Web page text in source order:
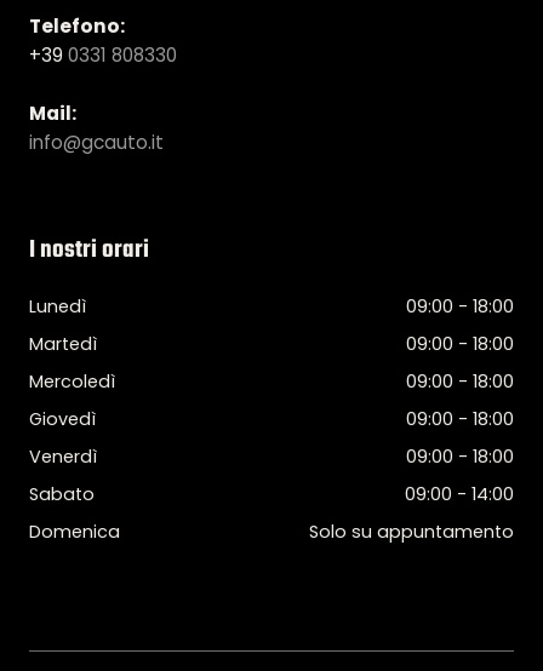
Telefono:
+39 0331 808330
Mail:
info@gcauto.it
I nostri orari
Lunedì
09:00 - 18:00
Martedì
09:00 - 18:00
Mercoledì
09:00 - 18:00
Giovedì
09:00 - 18:00
Venerdì
09:00 - 18:00
Sabato
09:00 - 14:00
Domenica
Solo su appuntamento